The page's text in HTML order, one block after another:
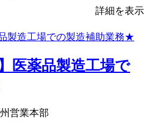
詳細を表示
医薬品製造工場で
営業本部